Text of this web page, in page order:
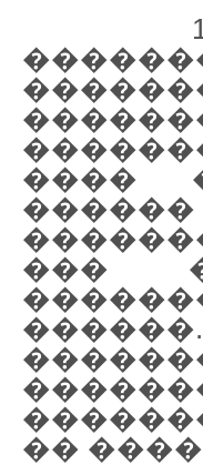
1.
����
���
��